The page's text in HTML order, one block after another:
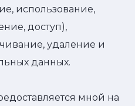
использование,
доступ),
удаление и
данных.
мной на